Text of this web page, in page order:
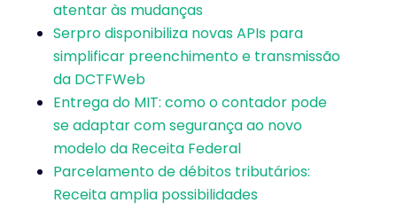
atentar às mudanças
Serpro disponibiliza novas APIs para
simplificar preenchimento e transmissão
da DCTFWeb
Entrega do MIT: como o contador pode
se adaptar com segurança ao novo
modelo da Receita Federal
Parcelamento de débitos tributários:
Receita amplia possibilidades